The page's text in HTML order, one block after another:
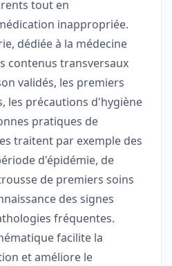
tout en
inappropriée.
dédiée à la médecine
contenus transversaux
validés, les premiers
les précautions d'hygiène
pratiques de
traitent par exemple des
d'épidémie, de
de premiers soins
des signes
fréquentes.
facilite la
et améliore le